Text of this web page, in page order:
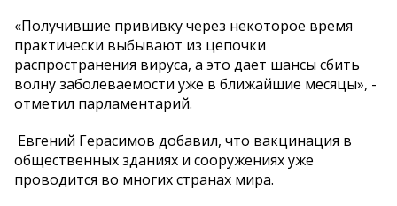
«Получившие прививку через некоторое время
практически выбывают из цепочки
распространения вируса, а это дает шансы сбить
волну заболеваемости уже в ближайшие месяцы», -
отметил парламентарий.
Евгений Герасимов добавил, что вакцинация в
общественных зданиях и сооружениях уже
проводится во многих странах мира.